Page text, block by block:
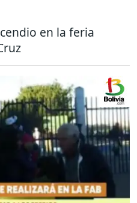
en la feria